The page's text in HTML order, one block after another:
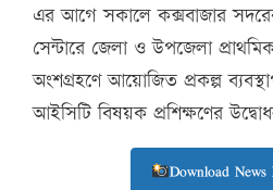
এর আগে সকালে কক্সবাজার সদরের
সেন্টারে জেলা ও উপজেলা
অংশগ্রহণে আয়োজিত প্রকল্প
আইসিটি বিষয়ক প্রশিক্ষণের
Download News